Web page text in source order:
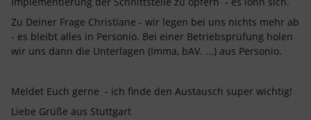
Zu Deiner Frage Christiane - wir legen bei uns nichts mehr ab
- es bleibt alles in Personio. Bei einer Betriebsprüfung holen
wir uns dann die Unterlagen (Imma, bAV. ...) aus Personio.
Meldet Euch gerne - ich finde den Austausch super wichtig!
Liebe Grüße aus Stuttgart